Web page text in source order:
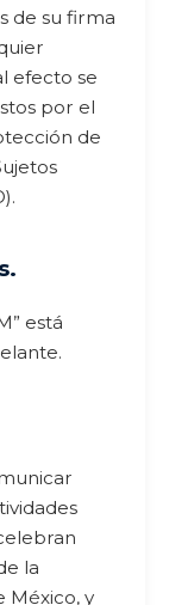
de su firma
efecto se
por el
de
está
la
México, y